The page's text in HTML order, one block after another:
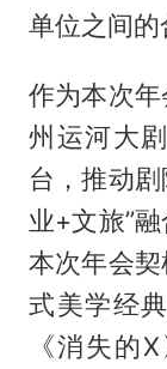
单位之间的
作为本次
州运河大
台，推动
业+文旅”
本次年会
式美学经
《消失的